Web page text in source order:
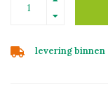
levering binnen